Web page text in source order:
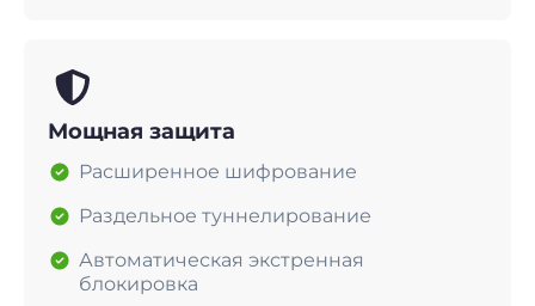
Мощная защита
Расширенное шифрование
Раздельное туннелирование
Автоматическая экстренная
блокировка